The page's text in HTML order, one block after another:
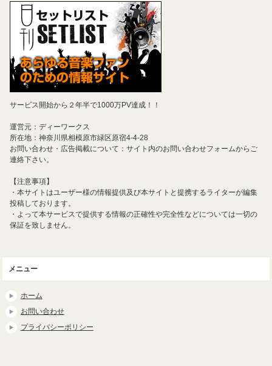
サービス開始から２年半で1000万PV達成！！
運営元：ディーワークス
所在地：神奈川県相模原市緑区原宿4-4-28
お問い合わせ・広告掲載について：サイト内のお問い合わせフォームからご
連絡下さい。
【注意事項】
・本サイトはユーザー様の情報提供及び本サイトと提携するライターが編集
投稿しております。
・よって本サービスで提供する情報の正確性や完全性などについては一切の
保証を致しません。
メニュー
ホーム
お問い合わせ
プライバシーポリシー